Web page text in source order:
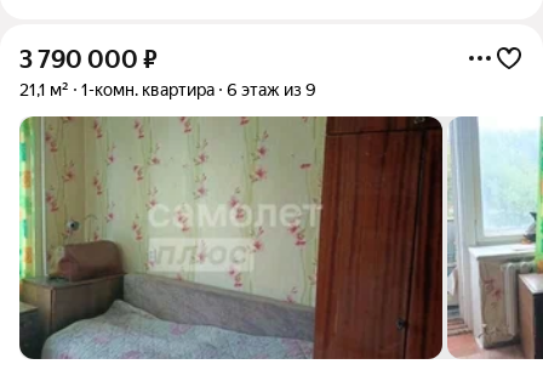
3 790 000 ₽
21,1 м² 1-комн. квартира 6 этаж из 9